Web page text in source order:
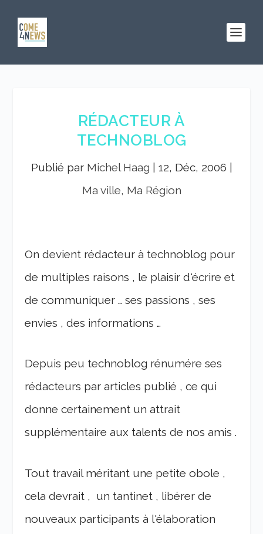
RÉDACTEUR À
TECHNOBLOG
Publié par Michel Haag 12, Déc, 2006
Ma ville, Ma Région
On devient rédacteur à technoblog pour
de multiples raisons , le plaisir d'écrire et
de communiquer … ses passions , ses
envies , des informations …
Depuis peu technoblog rénumére ses
rédacteurs par articles publié , ce qui
donne certainement un attrait
supplémentaire aux talents de nos amis .
Tout travail méritant une petite obole ,
cela devrait , un tantinet , libérer de
nouveaux participants à l'élaboration